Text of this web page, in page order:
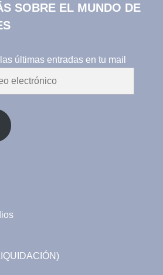
SOBRE EL MUNDO DE
últimas entradas en tu mail